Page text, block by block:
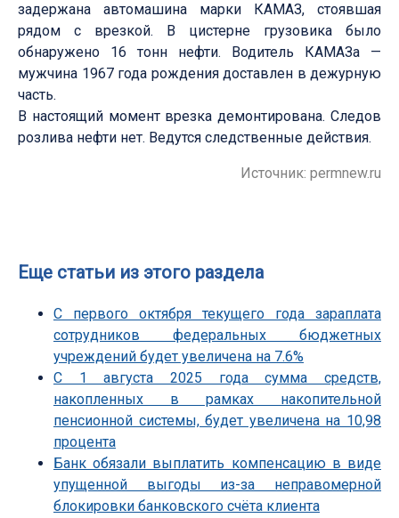
задержана автомашина марки КАМАЗ, стоявшая
рядом с врезкой. В цистерне грузовика было
обнаружено 16 тонн нефти. Водитель КАМАЗа —
мужчина 1967 года рождения доставлен в дежурную
часть.
В настоящий момент врезка демонтирована. Следов
розлива нефти нет. Ведутся следственные действия.
Источник: permnew.ru
Еще статьи из этого раздела
С первого октября текущего года зараплата
сотрудников федеральных бюджетных
учреждений будет увеличена на 7.6%
С 1 августа 2025 года сумма средств,
накопленных в рамках накопительной
пенсионной системы, будет увеличена на 10,98
процента
Банк обязали выплатить компенсацию в виде
упущенной выгоды из-за неправомерной
блокировки банковского счёта клиента